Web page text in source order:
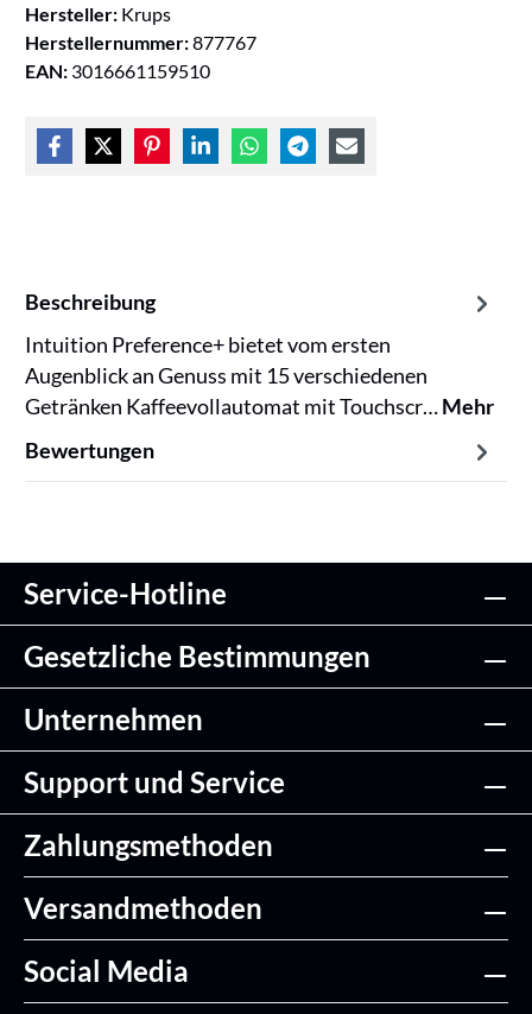
Hersteller: Krups
Herstellernummer:877767
EAN: 3016661159510
Beschreibung
Intuition Preference+ bietet vom ersten
Augenblick an Genuss mit 15 verschiedenen
Getränken Kaffeevollautomat mit Touchscr…Mehr
Bewertungen
Service-Hotline
Gesetzliche Bestimmungen
Unternehmen
Support und Service
Zahlungsmethoden
Versandmethoden
Social Media